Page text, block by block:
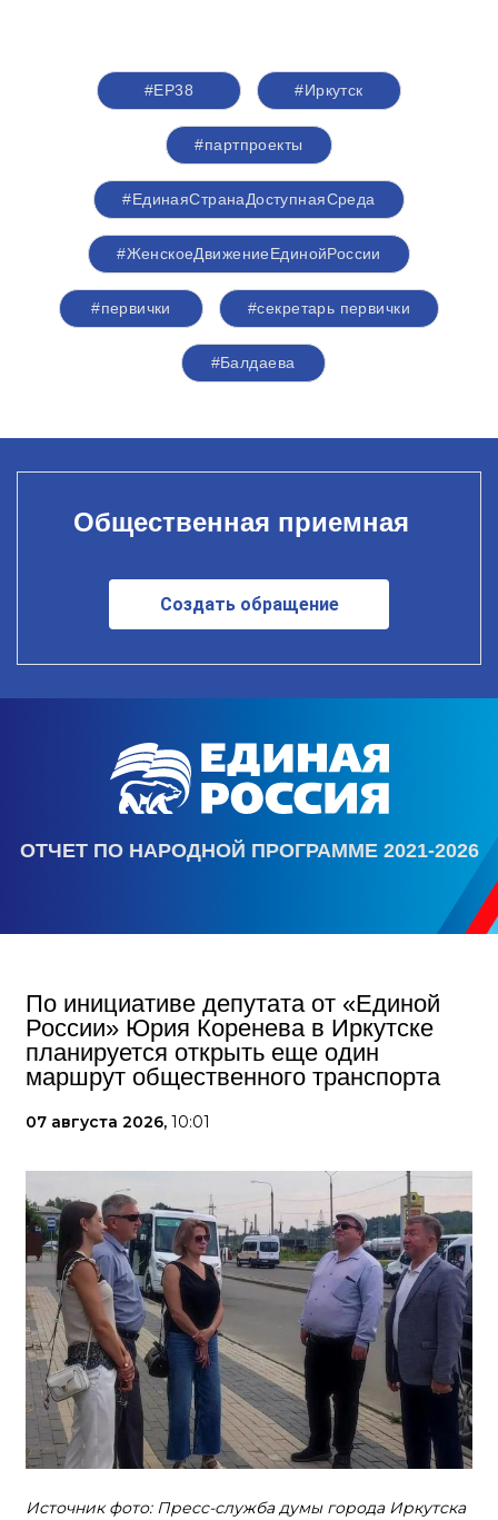
#ЕР38 #Иркутск
#партпроекты
#ЕдинаяСтранаДоступнаяСреда
#ЖенскоеДвижениеЕдинойРоссии
#первички #секретарь первички
#Балдаева
Общественная приемная
Создать обращение
ОТЧЕТ ПО НАРОДНОЙ ПРОГРАММЕ 2021-2026
По инициативе депутата от «Единой
России» Юрия Коренева в Иркутске
планируется открыть еще один
маршрут общественного транспорта
07 августа 2026, 10:01
Источник фото: Пресс-служба думы города Иркутска